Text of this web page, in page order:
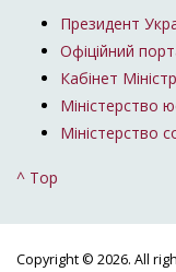
Президент
Офіційний
Кабінет
Міністерство
Міністерство
^ Top
Copyright © 2026. All